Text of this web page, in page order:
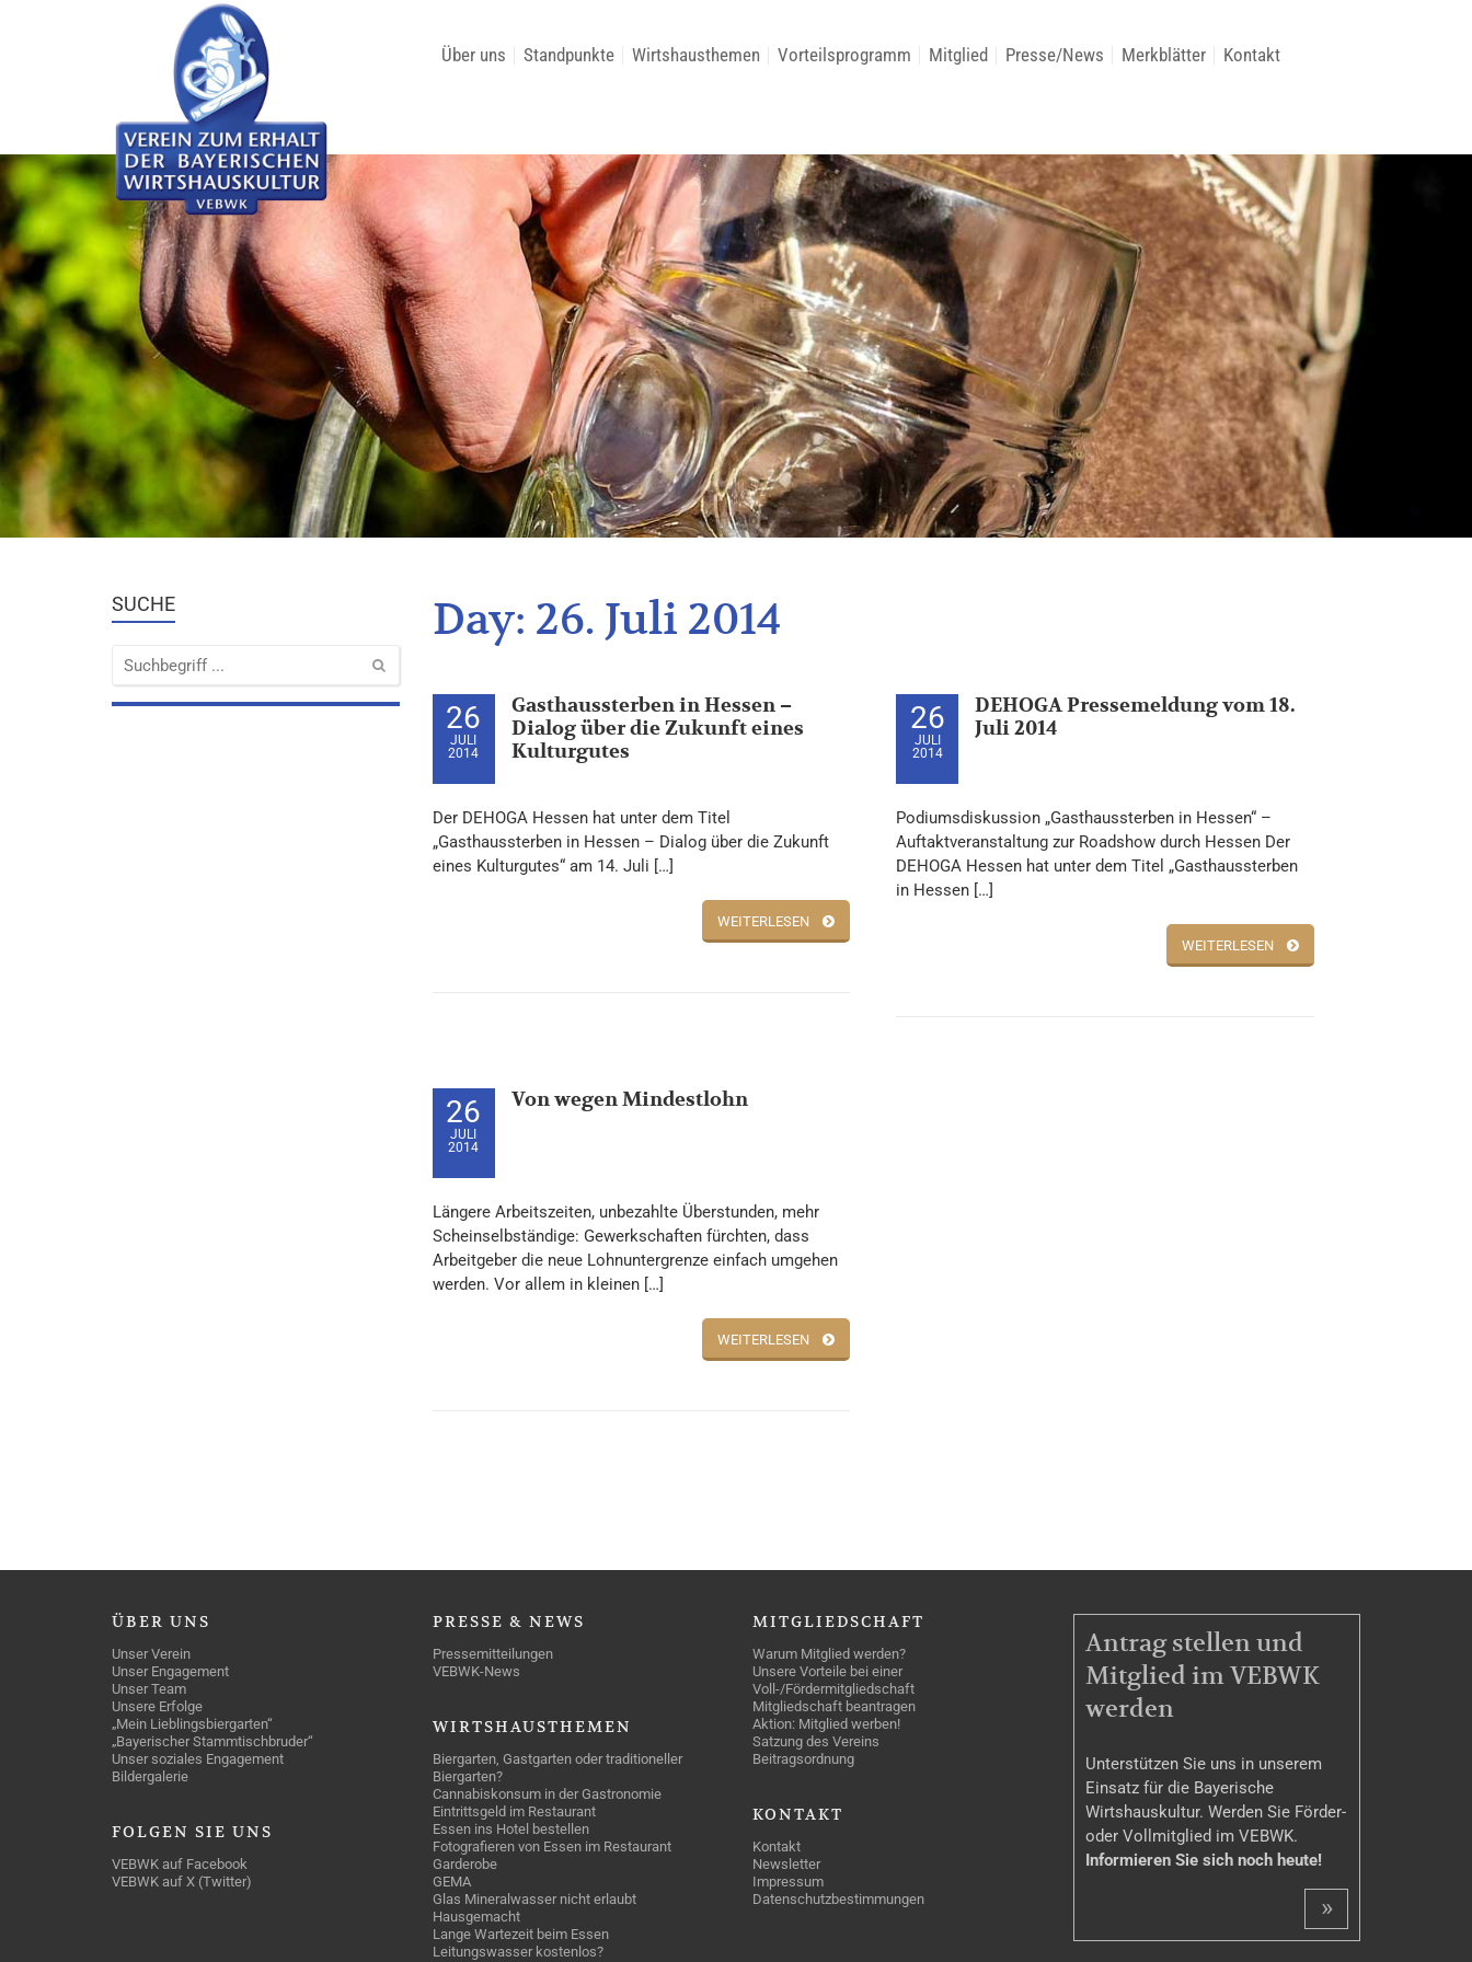
Über uns Standpunkte Wirtshausthemen Vorteilsprogramm Mitglied Presse/News Merkblätter Kontakt
SUCHE Day: 26. Juli 2014
26
JULI
2014
Gasthaussterben in Hessen –
Dialog über die Zukunft eines
Kulturgutes
Der DEHOGA Hessen hat unter dem Titel
„Gasthaussterben in Hessen – Dialog über die Zukunft
eines Kulturgutes“ am 14. Juli […]
WEITERLESEN
26
JULI
2014
DEHOGA Pressemeldung vom 18.
Juli 2014
Podiumsdiskussion „Gasthaussterben in Hessen“ –
Auftaktveranstaltung zur Roadshow durch Hessen Der
DEHOGA Hessen hat unter dem Titel „Gasthaussterben
in Hessen […]
WEITERLESEN
26
JULI
2014
Von wegen Mindestlohn
Längere Arbeitszeiten, unbezahlte Überstunden, mehr
Scheinselbständige: Gewerkschaften fürchten, dass
Arbeitgeber die neue Lohnuntergrenze einfach umgehen
werden. Vor allem in kleinen […]
WEITERLESEN
ÜBER UNS
Unser Verein
Unser Engagement
Unser Team
Unsere Erfolge
„Mein Lieblingsbiergarten“
„Bayerischer Stammtischbruder“
Unser soziales Engagement
Bildergalerie
FOLGEN SIE UNS
VEBWK auf Facebook
VEBWK auf X (Twitter)
PRESSE & NEWS
Pressemitteilungen
VEBWK-News
WIRTSHAUSTHEMEN
Biergarten, Gastgarten oder traditioneller
Biergarten?
Cannabiskonsum in der Gastronomie
Eintrittsgeld im Restaurant
Essen ins Hotel bestellen
Fotografieren von Essen im Restaurant
Garderobe
GEMA
Glas Mineralwasser nicht erlaubt
Hausgemacht
Lange Wartezeit beim Essen
Leitungswasser kostenlos?
MITGLIEDSCHAFT
Warum Mitglied werden?
Unsere Vorteile bei einer
Voll-/Fördermitgliedschaft
Mitgliedschaft beantragen
Aktion: Mitglied werben!
Satzung des Vereins
Beitragsordnung
KONTAKT
Kontakt
Newsletter
Impressum
Datenschutzbestimmungen
MITGLIEDSCHAFT
Antrag stellen und
Mitglied im VEBWK
werden
Unterstützen Sie uns in unserem
Einsatz für die Bayerische
Wirtshauskultur. Werden Sie Förder-
oder Vollmitglied im VEBWK.
Informieren Sie sich noch heute!
»